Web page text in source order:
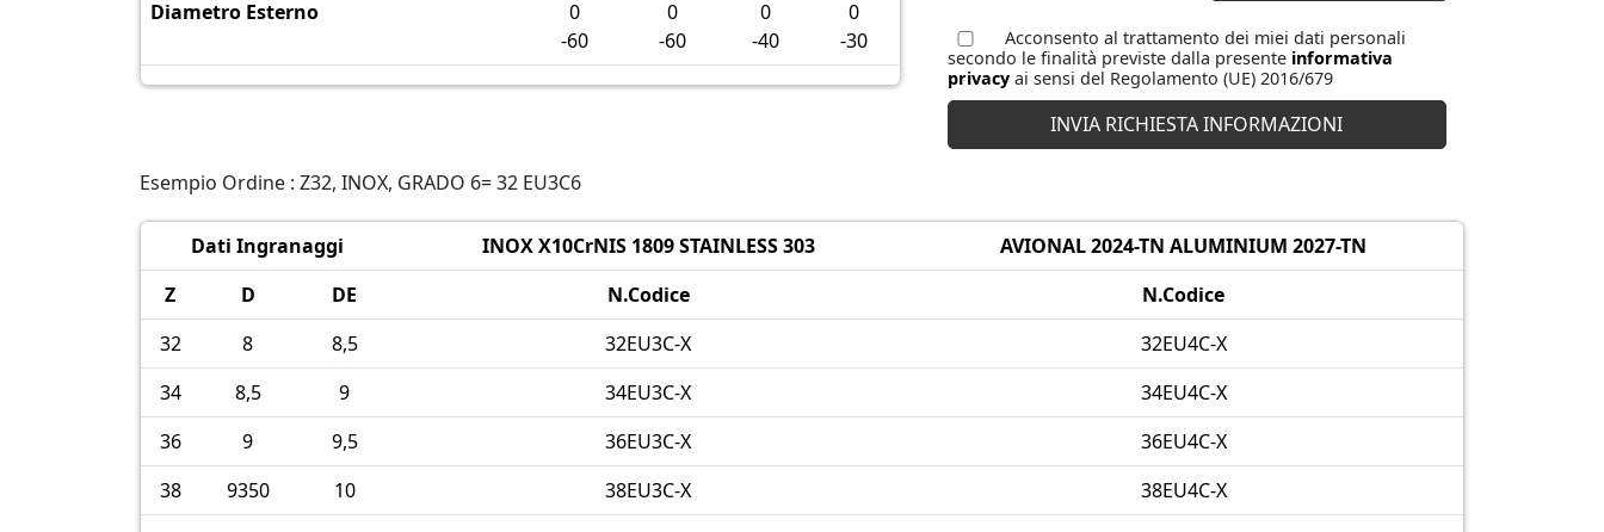
Diametro Esterno
0
-60
0
-60
0
-40
0
-30
Acconsento al trattamento dei miei dati personali
secondo le finalità previste dalla presente informativa
privacyai sensi del Regolamento (UE) 2016/679
Esempio Ordine : Z32, INOX, GRADO 6= 32 EU3C6
Dati Ingranaggi INOX X10CrNIS 1809 STAINLESS 303
AVIONAL 2024-TN ALUMINIUM 2027-TN
Z
D DE N.Codice
N.Codice
32
8 8,5 32EU3C-X
32EU4C-X
34
8,5 9 34EU3C-X
34EU4C-X
36
9 9,5 36EU3C-X
36EU4C-X
38
9350 10 38EU3C-X
38EU4C-X